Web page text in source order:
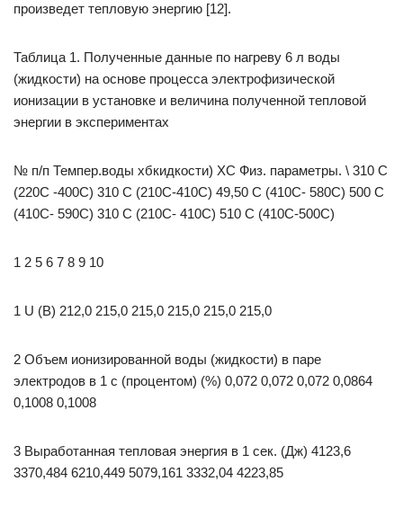
произведет тепловую энергию [12].
Таблица 1. Полученные данные по нагреву 6 л воды
(жидкости) на основе процесса электрофизической
ионизации в установке и величина полученной тепловой
энергии в экспериментах
№ п/п Темпер.воды хбкидкости) ХС Физ. параметры. \ 310 С
(220С -400С) 310 С (210С-410С) 49,50 С (410С- 580С) 500 С
(410С- 590С) 310 С (210С- 410С) 510 С (410С-500С)
1 2 5 6 7 8 9 10
1 U (В) 212,0 215,0 215,0 215,0 215,0 215,0
2 Объем ионизированной воды (жидкости) в паре
электродов в 1 с (процентом) (%) 0,072 0,072 0,072 0,0864
0,1008 0,1008
3 Выработанная тепловая энергия в 1 сек. (Дж) 4123,6
3370,484 6210,449 5079,161 3332,04 4223,85